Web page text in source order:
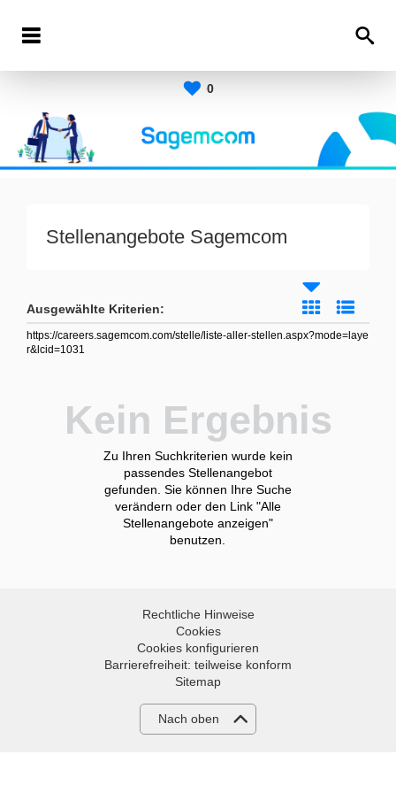
0
Stellenangebote Sagemcom
Ausgewählte Kriterien:
https://careers.sagemcom.com/stelle/liste-aller-stellen.aspx?mode=laye
r&lcid=1031
Kein Ergebnis
Zu Ihren Suchkriterien wurde kein
passendes Stellenangebot
gefunden. Sie können Ihre Suche
verändern oder den Link "Alle
Stellenangebote anzeigen"
benutzen.
Rechtliche Hinweise
Cookies
Cookies konfigurieren
Barrierefreiheit: teilweise konform
Sitemap
Nach oben